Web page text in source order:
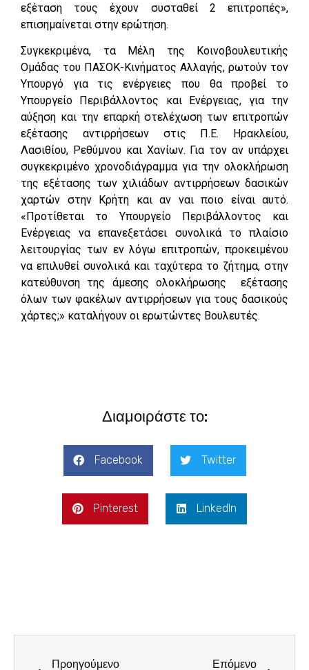
εξέταση τους έχουν συσταθεί 2 επιτροπές»,
επισημαίνεται στην ερώτηση.
Συγκεκριμένα, τα Μέλη της Κοινοβουλευτικής
Ομάδας του ΠΑΣΟΚ-Κινήματος Αλλαγής, ρωτούν τον
Υπουργό για τις ενέργειες που θα προβεί το
Υπουργείο Περιβάλλοντος και Ενέργειας, για την
αύξηση και την επαρκή στελέχωση των επιτροπών
εξέτασης αντιρρήσεων στις Π.Ε. Ηρακλείου,
Λασιθίου, Ρεθύμνου και Χανίων. Για τον αν υπάρχει
συγκεκριμένο χρονοδιάγραμμα για την ολοκλήρωση
της εξέτασης των χιλιάδων αντιρρήσεων δασικών
χαρτών στην Κρήτη και αν ναι ποιο είναι αυτό.
«Προτίθεται το Υπουργείο Περιβάλλοντος και
Ενέργειας να επανεξετάσει συνολικά το πλαίσιο
λειτουργίας των εν λόγω επιτροπών, προκειμένου
να επιλυθεί συνολικά και ταχύτερα το ζήτημα, στην
κατεύθυνση της άμεσης ολοκλήρωσης εξέτασης
όλων των φακέλων αντιρρήσεων για τους δασικούς
χάρτες;» καταλήγουν οι ερωτώντες Βουλευτές.
Διαμοιράστε το:
Facebook Twitter
Pinterest LinkedIn
Προηγούμενο Επόμενο